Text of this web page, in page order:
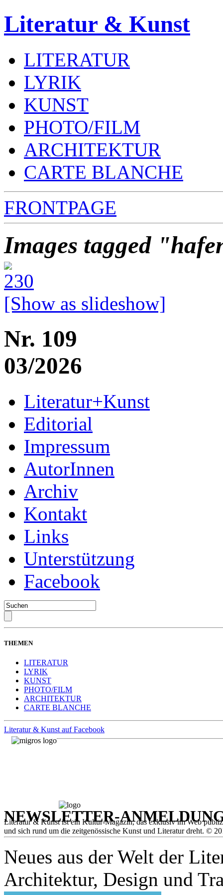
Literatur & Kunst
LITERATUR
LYRIK
KUNST
PHOTO/FILM
ARCHITEKTUR
CARTE BLANCHE
FRONTPAGE
Images tagged
[Show as slideshow]
Nr. 109
03/2026
Literatur+Kunst
Editorial
Impressum
AutorInnen
Archiv
Kontakt
Links
Unterstützung
Facebook
THEMEN
LITERATUR
LYRIK
KUNST
PHOTO/FILM
ARCHITEKTUR
CARTE BLANCHE
Literatur & Kunst auf Facebook
Literatur & Kunst ist ein Kultur-Magazin, das exklusiv im Web
und sich rund um die zeitgenössische Kunst und Literatur dreht. ©
NEWSLETTER-
Neues aus der Welt der
Architektur, Design und